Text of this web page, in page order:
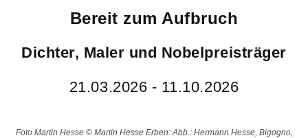
Bereit zum Aufbruch
Dichter, Maler und Nobelpreisträger
21.03.2026 - 11.10.2026
Foto Martin Hesse © Martin Hesse Erben: Abb.: Hermann Hesse, Bigogno,